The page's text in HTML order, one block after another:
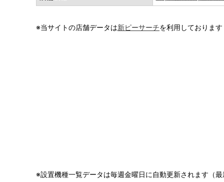
※当サイトの店舗データは新ピーサーチを利用しております
※設置機種一覧データは毎週金曜日に自動更新されます（